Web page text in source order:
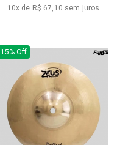
10x de R$ 67,10 sem juros
15% Off